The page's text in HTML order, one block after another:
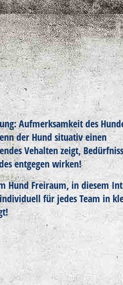
Aufmerksamkeit des
der Hund situativ einen
Vehalten zeigt,
entgegen wirken!
Hund Freiraum, in diesem
für jedes Team in